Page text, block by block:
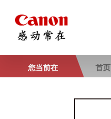
您当前在 首页